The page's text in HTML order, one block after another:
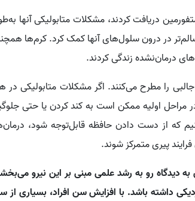
دریافت کردند، مشکلات متابولیکی آنها
سالم‌تر در درون سلول‌های آنها کمک کرد. کرم‌ها
درمان‌نشده زندگی کردند.
را مطرح می‌کنند. اگر مشکلات متابولیکی در
مراحل اولیه ممکن است به کند کردن یا حتی
که از دست دادن حافظه قابل‌توجه شود،
پیری متمرکز شوند.
دیدگاه رو به رشد علمی مبنی بر این نیرو
داشته باشد. با افزایش سن افراد، بسیاری